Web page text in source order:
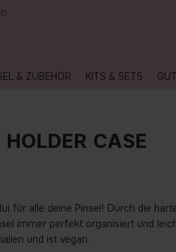
& ZUBEHÖR KITS & SETS
CASE
für alle deine Pinsel! Durch die
immer perfekt organisiert und
und ist vegan.